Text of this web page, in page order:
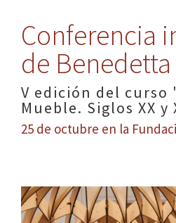
Conferencia
de
V edición del curso
Mueble. Siglos XX y
25 de octubre en la